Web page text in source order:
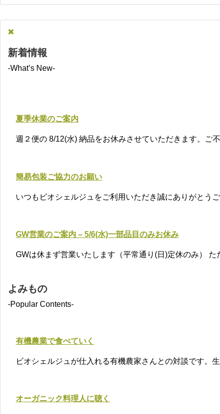
新着情報
-What’s New-
夏季休業のご案内
週２便の 8/12(水) 納品をお休みさせていただきます。ご
簡易包装ご協力のお願い
いつもビオシェルジュをご利用いただき誠にありがとう
GW営業のご案内 – 5/6(水)一部品目のみお休み
GWは休まず営業いたします（平常通り(日)定休のみ）
よみもの
-Popular Contents-
有機農業で食べていく
ビオシェルジュが仕入れる有機農家さんとの対談です。
オーガニック料理人に聴く